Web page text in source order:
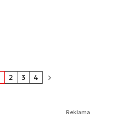
2 3 4
Reklama